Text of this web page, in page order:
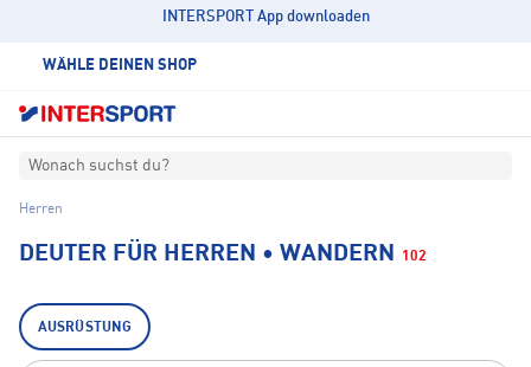
INTERSPORT App downloaden
WÄHLE DEINEN SHOP
Wonach suchst du?
Herren
DEUTER FÜR HERREN • WANDERN 102
AUSRÜSTUNG